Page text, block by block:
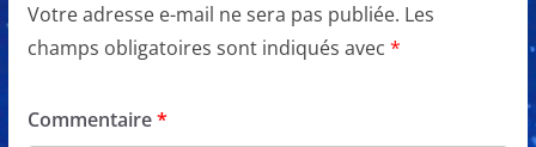
Votre adresse e-mail ne sera pas publiée. Les
champs obligatoires sont indiqués avec *
Commentaire*